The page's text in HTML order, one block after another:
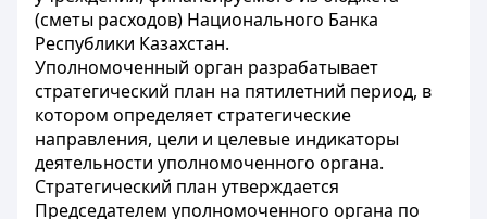
(сметы расходов) Национального Банка
Республики Казахстан.
Уполномоченный орган разрабатывает
стратегический план на пятилетний период, в
котором определяет стратегические
направления, цели и целевые индикаторы
деятельности уполномоченного органа.
Стратегический план утверждается
Председателем уполномоченного органа по